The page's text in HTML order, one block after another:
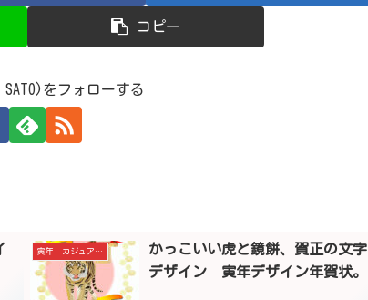
コピー
をフォローする
寅年 カジュアル年賀状
かっこいい虎と鏡餅、賀正の文字
デザイン 寅年デザイン年賀状。